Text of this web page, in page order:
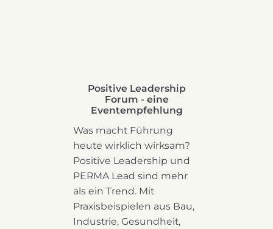
Positive Leadership
Forum - eine
Eventempfehlung
Was macht Führung
heute wirklich wirksam?
Positive Leadership und
PERMA Lead sind mehr
als ein Trend. Mit
Praxisbeispielen aus Bau,
Industrie, Gesundheit,